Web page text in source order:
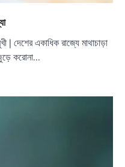
| দেশের একাধিক রাজ্যে মাথাচাড়া
করোনা…